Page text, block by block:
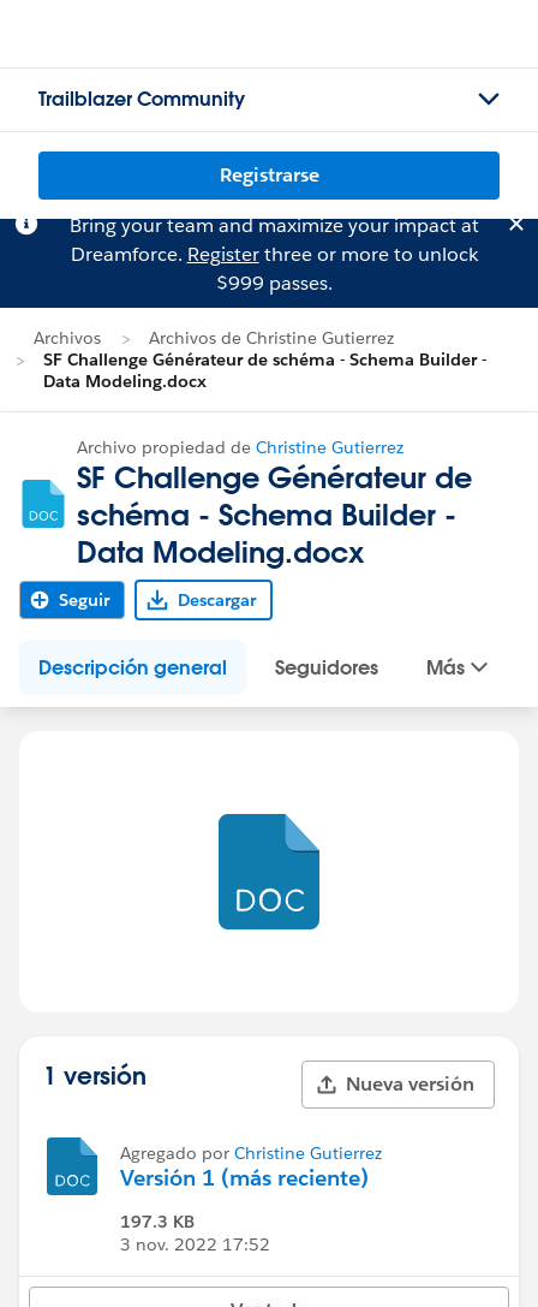
Trailblazer Community
Registrarse
Bring your team and maximize your impact at
Dreamforce. Registerthree or more to unlock
$999 passes.
Archivos
Archivos de Christine Gutierrez
SF Challenge Générateur de schéma - Schema Builder -
Data Modeling.docx
Archivo propiedad de Christine Gutierrez
SF Challenge Générateur de
schéma - Schema Builder -
Data Modeling.docx
Seguir Descargar
Descripción general Seguidores Más
1 versión Nueva versión
Agregado por Christine Gutierrez
Versión 1 (más reciente)
197.3 KB
3 nov. 2022 17:52